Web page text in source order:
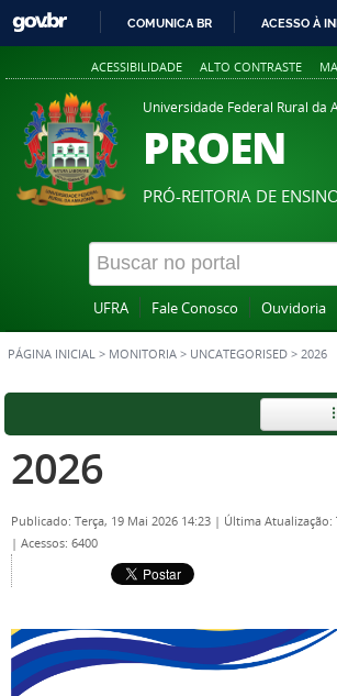
PARA
O
CONTEÚDO
COMUNICA BR ACESSO À
ACESSIBILIDADE ALTO CONTRASTE
Universidade Federal Rural da
PROEN
PRÓ-REITORIA DE
UFRA Fale Conosco Ouvidoria
PÁGINA INICIAL > MONITORIA > UNCATEGORISED > 2026
2026
Publicado: Terça, 19 Mai 2026 14:23 | Última Atualização:
| Acessos: 6400